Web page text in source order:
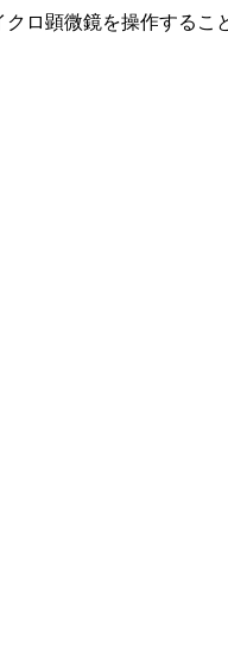
ロ顕微鏡を操作する